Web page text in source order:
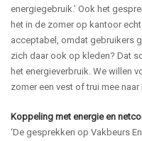
energiegebruik.’ Ook het
het in de zomer op kantoor
acceptabel, omdat gebruikers
zich daar ook op kleden? Dat
het energieverbruik. We willen
zomer een vest of trui mee
Koppeling met energie en
‘De gesprekken op Vakbeurs